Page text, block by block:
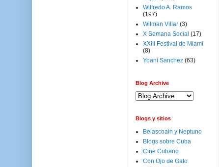
Wilfredo A. Ramos
(197)
Wilman Villar (3)
X Semana Social (17)
XXIII Festival de Miami
(8)
Yoani Sanchez (63)
Blog Archive
Blogs y sitios
Belascoaín y Neptuno
Blogs sobre Cuba
Cine Cubano
Con Ojo de Gato